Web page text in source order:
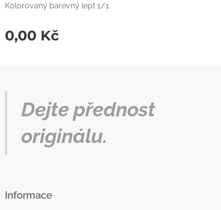
Kolorovaný barevný lept 1/1
0,00 Kč
Dejte přednost
originálu.
Informace